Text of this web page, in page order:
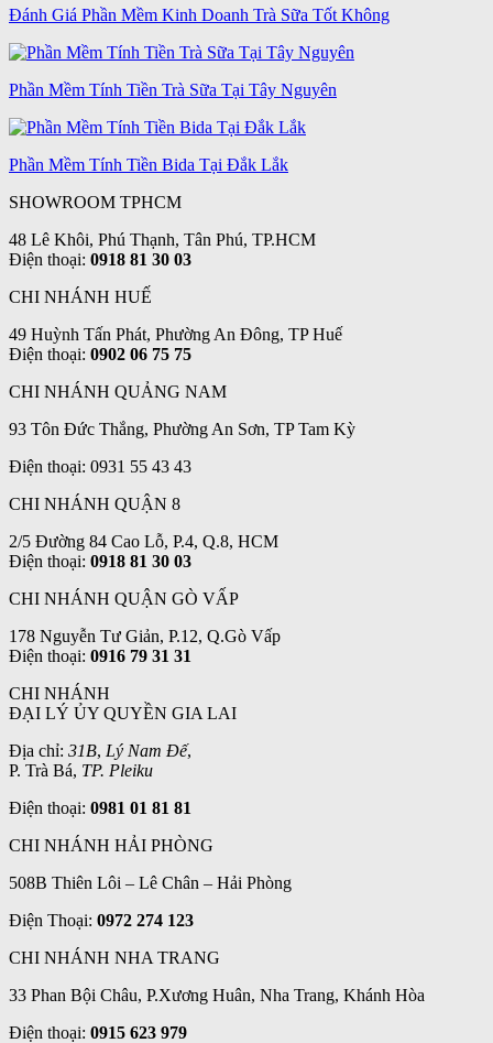
Đánh Giá Phần Mềm Kinh Doanh Trà Sữa Tốt Không
Phần Mềm Tính Tiền Trà Sữa Tại Tây Nguyên
Phần Mềm Tính Tiền Bida Tại Đắk Lắk
SHOWROOM TPHCM
48 Lê Khôi, Phú Thạnh, Tân Phú, TP.HCM
Điện thoại: 0918 81 30 03
CHI NHÁNH HUẾ
49 Huỳnh Tấn Phát, Phường An Đông, TP Huế
Điện thoại: 0902 06 75 75
CHI NHÁNH QUẢNG NAM
93 Tôn Đức Thắng, Phường An Sơn, TP Tam Kỳ
Điện thoại: 0931 55 43 43
CHI NHÁNH QUẬN 8
2/5 Đường 84 Cao Lỗ, P.4, Q.8, HCM
Điện thoại: 0918 81 30 03
CHI NHÁNH QUẬN GÒ VẤP
178 Nguyễn Tư Giản, P.12, Q.Gò Vấp
Điện thoại: 0916 79 31 31
CHI NHÁNH
ĐẠI LÝ ỦY QUYỀN GIA LAI
Địa chỉ: 31B, Lý Nam Đế,
P. Trà Bá, TP. Pleiku
Điện thoại: 0981 01 81 81
CHI NHÁNH HẢI PHÒNG
508B Thiên Lôi – Lê Chân – Hải Phòng
Điện Thoại: 0972 274 123
CHI NHÁNH NHA TRANG
33 Phan Bội Châu, P.Xương Huân, Nha Trang, Khánh Hòa
Điện thoại: 0915 623 979